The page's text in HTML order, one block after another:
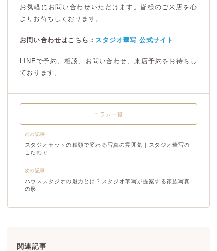
お気軽にお問い合わせいただけます。皆様のご来店を心
よりお待ちしております。
お問い合わせはこちら： スタジオ華写 公式サイト
LINEで予約、相談、お問い合わせ、来店予約をお待ちし
ております。
前の記事
スタジオセットの種類で変わる写真の雰囲気｜スタジオ華写の
こだわり
コラム一覧
次の記事
ハウススタジオの魅力とは？スタジオ華写が提案する家族写真
の形
関連記事